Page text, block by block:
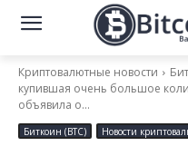
Криптовалютные новости
купившая очень большое
объявила о...
Биткоин (BTC) Новости